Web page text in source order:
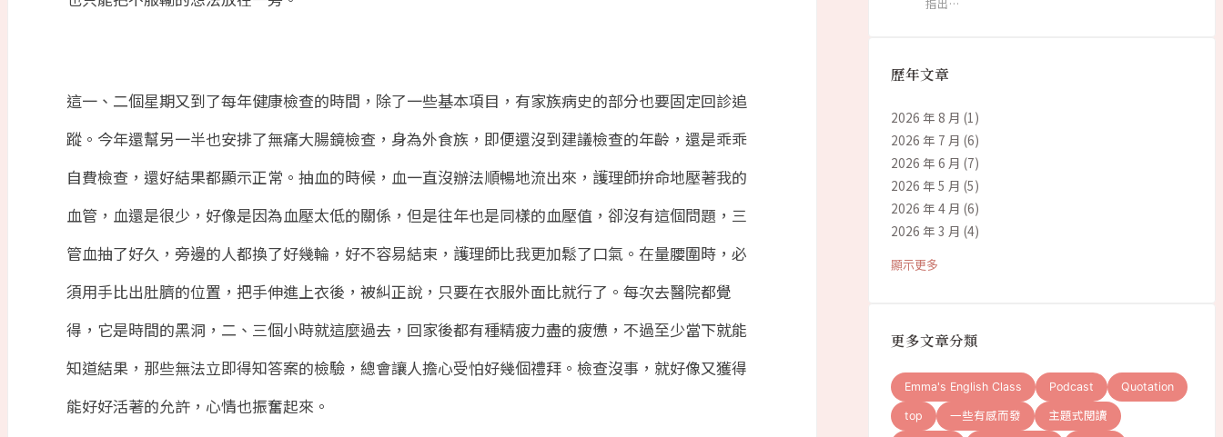
這一、二個星期又到了每年健康檢查的時間，除了一些基本項目，有家族病史的部分也要固定回診追
蹤。今年還幫另一半也安排了無痛大腸鏡檢查，身為外食族，即便還沒到建議檢查的年齡，還是乖乖
自費檢查，還好結果都顯示正常。抽血的時候，血一直沒辦法順暢地流出來，護理師拚命地壓著我的
血管，血還是很少，好像是因為血壓太低的關係，但是往年也是同樣的血壓值，卻沒有這個問題，三
管血抽了好久，旁邊的人都換了好幾輪，好不容易結束，護理師比我更加鬆了口氣。在量腰圍時，必
須用手比出肚臍的位置，把手伸進上衣後，被糾正說，只要在衣服外面比就行了。每次去醫院都覺
得，它是時間的黑洞，二、三個小時就這麼過去，回家後都有種精疲力盡的疲憊，不過至少當下就能
知道結果，那些無法立即得知答案的檢驗，總會讓人擔心受怕好幾個禮拜。檢查沒事，就好像又獲得
能好好活著的允許，心情也振奮起來。
歷年文章
2026 年 8 月 (1)
2026 年 7 月 (6)
2026 年 6 月 (7)
2026 年 5 月 (5)
2026 年 4 月 (6)
2026 年 3 月 (4)
顯示更多
更多文章分類
Emma's English Class Podcast Quotation
top 一些有感而發 主題式閱讀